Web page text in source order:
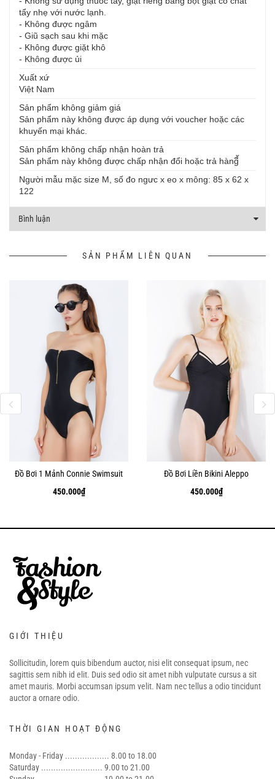
tẩy nhẹ với nước lạnh.
- Không được ngâm
- Giũ sạch sau khi mặc
- Không được giặt khô
- Không được ủi
Xuất xứ
Việt Nam
Sản phẩm không giảm giá
Sản phẩm này không được áp dụng với voucher hoặc các
khuyến mại khác.
Sản phẩm không chấp nhận hoàn trả
Sản phẩm này không được chấp nhận đổi hoặc trả hàngี้
Người mẫu mặc size M, số đo ngưc x eo x mông: 85 x 62 x
122
Bình luận
SẢN PHẨM LIÊN QUAN
Đồ Bơi 1 Mảnh Connie Swimsuit
450.000₫
Đồ Bơi Liền Bikini Aleppo
450.000₫
GIỚI THIỆU
Sollicitudin, lorem quis bibendum auctor, nisi elit consequat ipsum, nec
sagittis sem nibh id elit. Duis sed odio sit amet nibh vulputate cursus a sit
amet mauris. Morbi accumsan ipsum velit. Nam nec tellus a odio tincidunt
auctor a ornare odio.
THỜI GIAN HOẠT ĐỘNG
Monday - Friday .................. 8.00 to 18.00
Saturday ......................... 9.00 to 21.00